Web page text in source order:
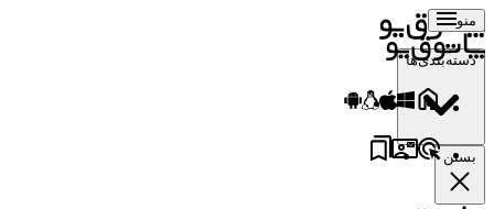
منو
دسته‌بندی‌ها
بستن